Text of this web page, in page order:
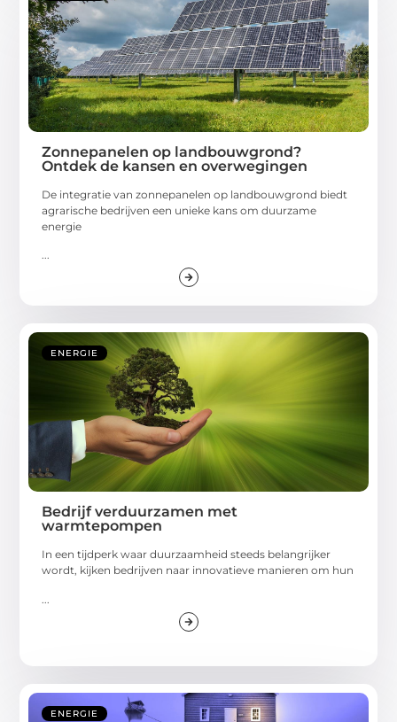
Zonnepanelen op landbouwgrond?
Ontdek de kansen en overwegingen
De integratie van zonnepanelen op landbouwgrond biedt
agrarische bedrijven een unieke kans om duurzame
energie
...
ENERGIE
Bedrijf verduurzamen met
warmtepompen
In een tijdperk waar duurzaamheid steeds belangrijker
wordt, kijken bedrijven naar innovatieve manieren om hun
ENERGIE